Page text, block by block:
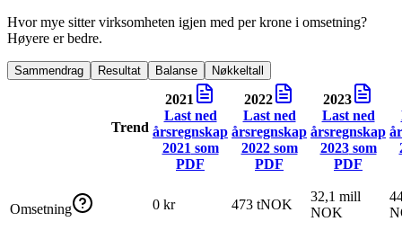
Hvor mye sitter virksomheten igjen med per krone i omsetning?
Høyere er bedre.
Sammendrag Resultat Balanse Nøkkeltall
Trend
2021
Last ned
årsregnskap
2021 som
PDF
2022
Last ned
årsregnskap
2022som
PDF
2023
Last ned
årsregnskap
2023som
PDF
Omsetning 0 kr 473 tNOK
32,1 mill
NOK